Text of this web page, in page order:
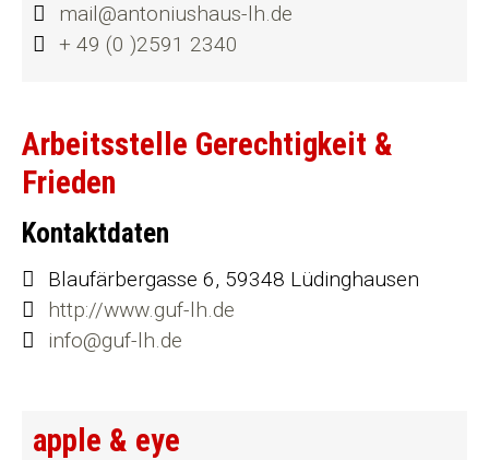
mail@antoniushaus-lh.de
+ 49 (0 )2591 2340
Arbeitsstelle Gerechtigkeit &
Frieden
Kontaktdaten
Blaufärbergasse 6, 59348 Lüdinghausen
http://www.guf-lh.de
info@guf-lh.de
apple & eye